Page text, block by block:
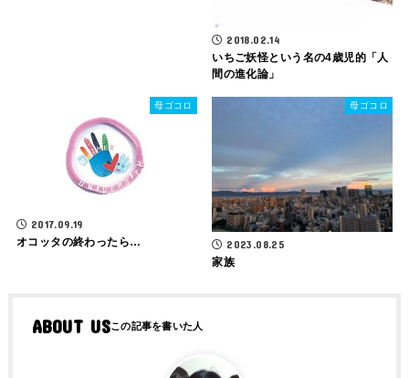
2018.02.14
いちご妖怪という名の4歳児的「人
間の進化論」
母ゴコロ
2017.09.19
オコッタの終わったら…
母ゴコロ
2023.08.25
家族
ABOUT US